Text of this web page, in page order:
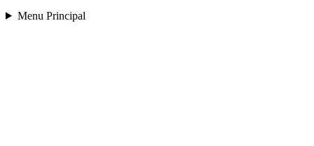
Menu Principal